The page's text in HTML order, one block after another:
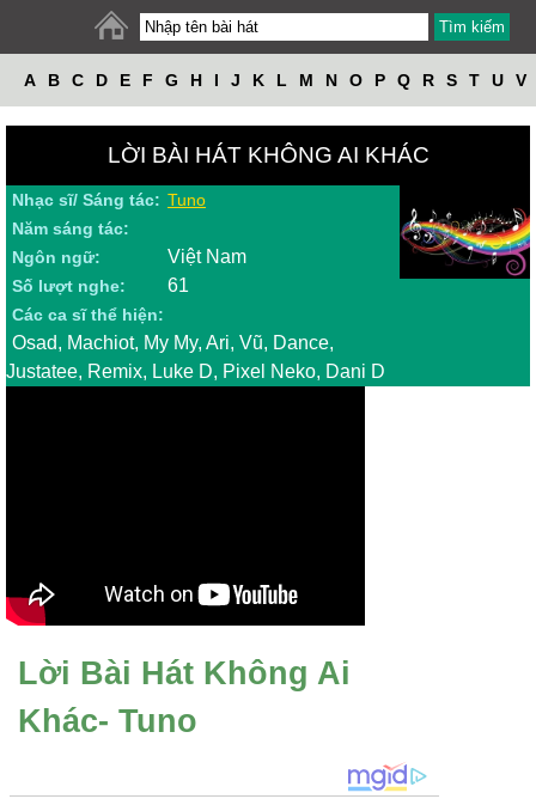
A B C D E F G H I J K L M N O P Q R S T U V
LỜI BÀI HÁT KHÔNG AI KHÁC
Nhạc sĩ/ Sáng tác: Tuno
Năm sáng tác:
Ngôn ngữ:
Việt Nam
Số lượt nghe: 61
Các ca sĩ thể hiện:
Osad, Machiot, My My, Ari, Vũ, Dance,
Justatee, Remix, Luke D, Pixel Neko, Dani D
Lời Bài Hát Không Ai
Khác- Tuno